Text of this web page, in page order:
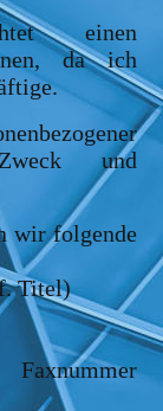
einen
da ich
und
wir folgende
Titel)